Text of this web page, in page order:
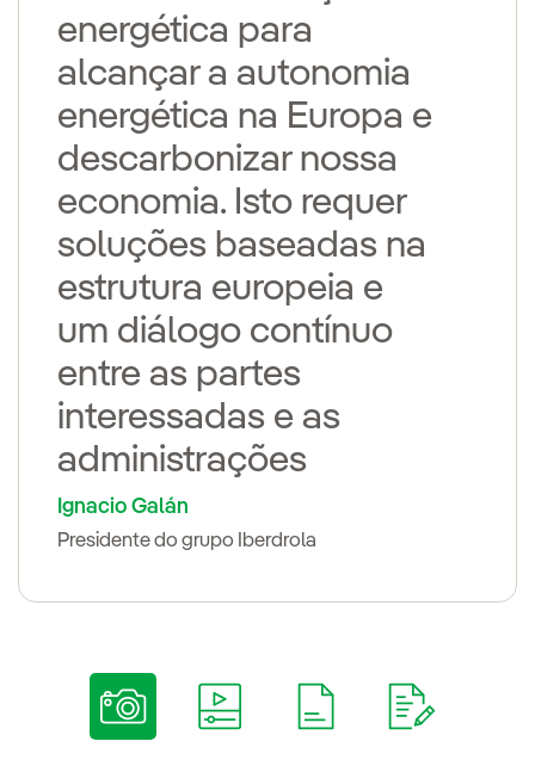
energética para
alcançar a autonomia
energética na Europa e
descarbonizar nossa
economia. Isto requer
soluções baseadas na
estrutura europeia e
um diálogo contínuo
entre as partes
interessadas e as
administrações
Ignacio Galán
Presidente do grupo Iberdrola